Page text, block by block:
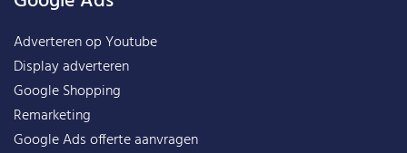
Adverteren op Youtube
Display adverteren
Google Shopping
Remarketing
Google Ads offerte aanvragen